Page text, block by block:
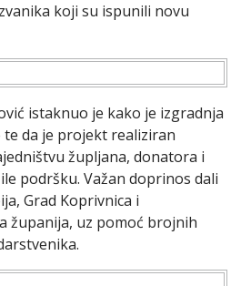
koji su ispunili novu
istaknuo je kako je izgradnja
da je projekt realiziran
župljana, donatora i
podršku. Važan doprinos dali
Grad Koprivnica i
županija, uz pomoć brojnih